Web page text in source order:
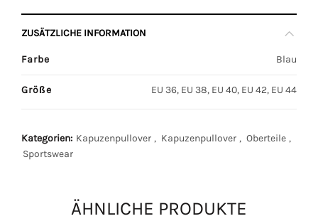
ZUSÄTZLICHE INFORMATION
Farbe Blau
Größe EU 36, EU 38, EU 40, EU 42, EU 44
Kategorien: Kapuzenpullover , Kapuzenpullover , Oberteile ,
Sportswear
ÄHNLICHE PRODUKTE